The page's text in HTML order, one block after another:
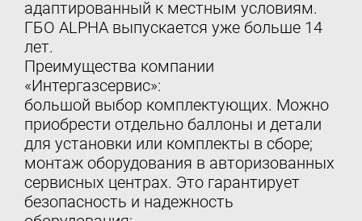
адаптированный к местным условиям.
ГБО ALPHA выпускается уже больше 14
лет.
Преимущества компании
«Интергазсервис»:
большой выбор комплектующих. Можно
приобрести отдельно баллоны и детали
для установки или комплекты в сборе;
монтаж оборудования в авторизованных
сервисных центрах. Это гарантирует
безопасность и надежность